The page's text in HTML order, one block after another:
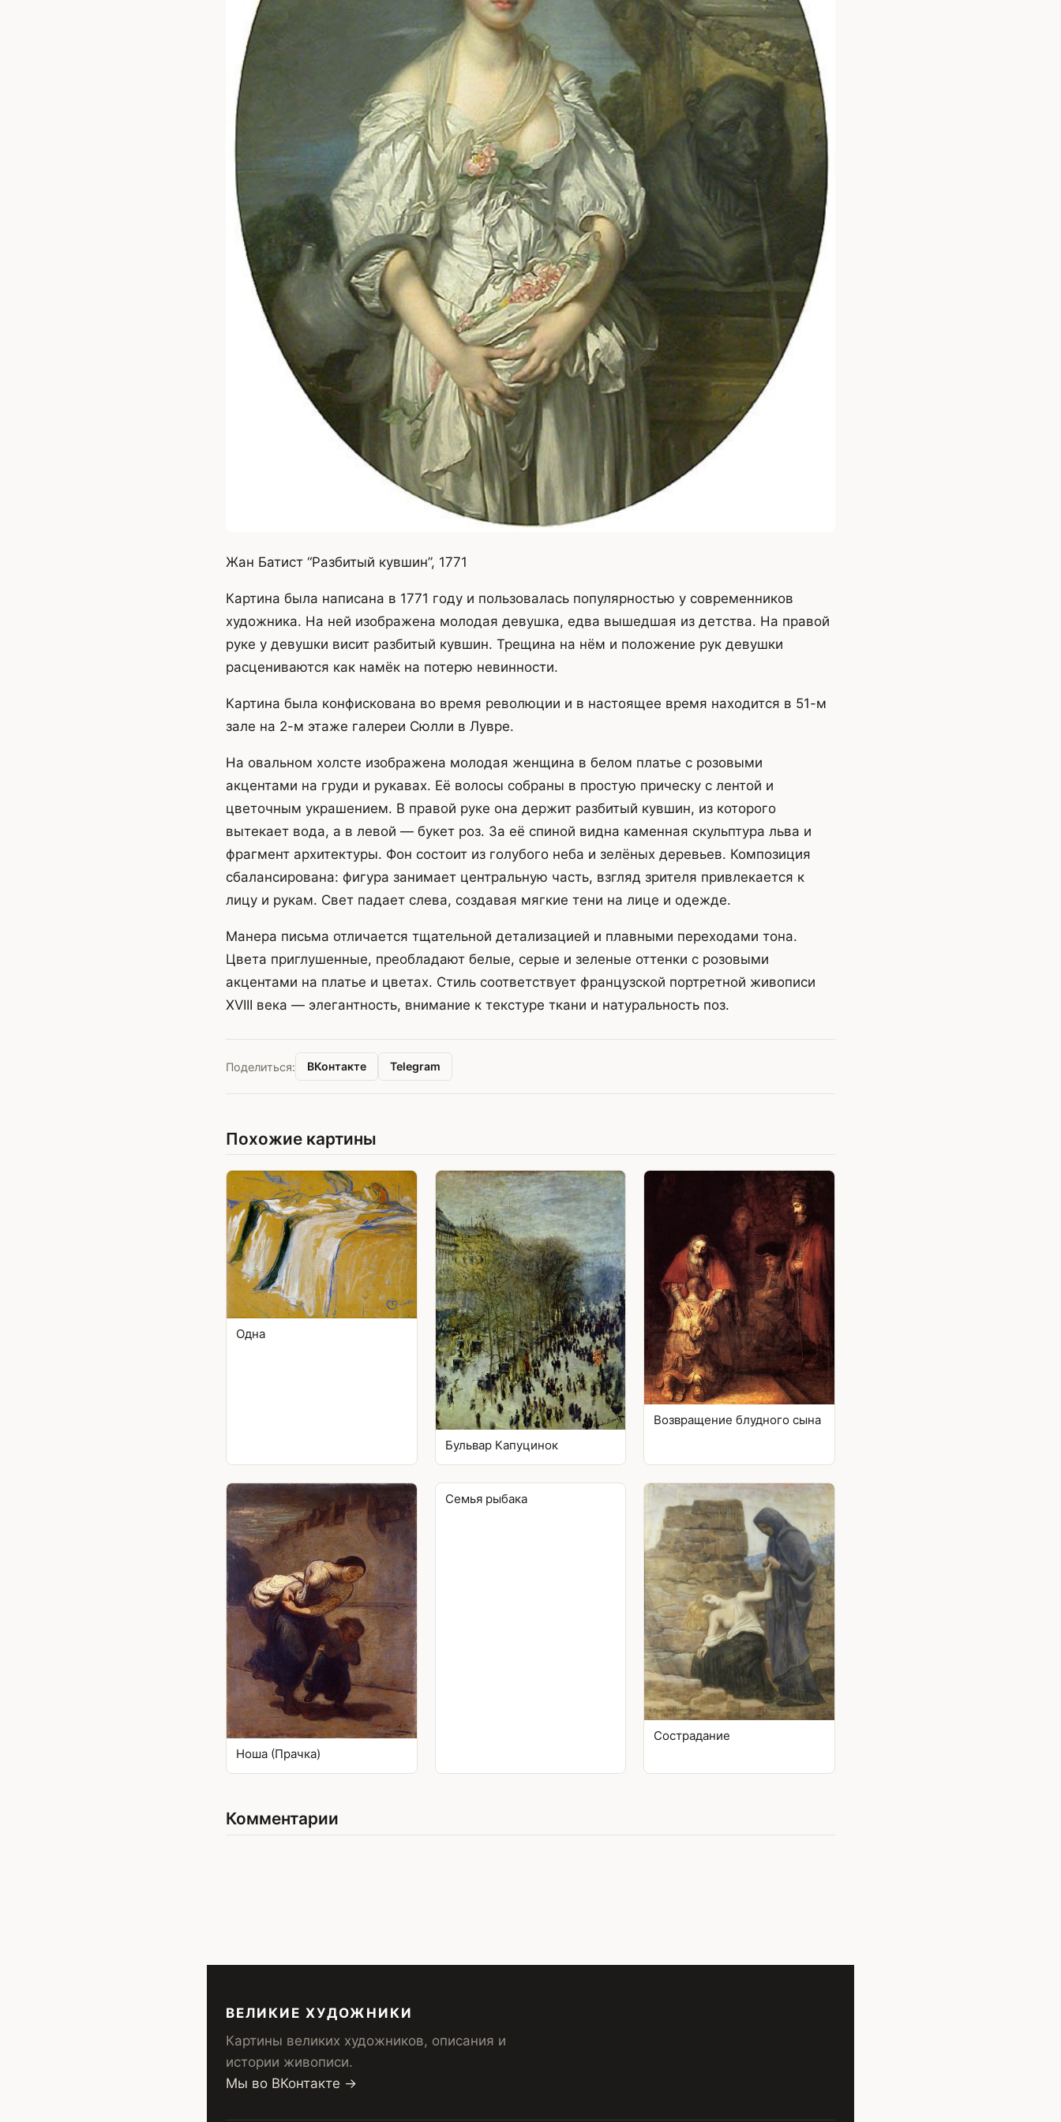
Жан Батист “Разбитый кувшин”, 1771
Картина была написана в 1771 году и пользовалась популярностью у современников
художника. На ней изображена молодая девушка, едва вышедшая из детства. На правой
руке у девушки висит разбитый кувшин. Трещина на нём и положение рук девушки
расцениваются как намёк на потерю невинности.
Картина была конфискована во время революции и в настоящее время находится в 51-м
зале на 2-м этаже галереи Сюлли в Лувре.
На овальном холсте изображена молодая женщина в белом платье с розовыми
акцентами на груди и рукавах. Её волосы собраны в простую прическу с лентой и
цветочным украшением. В правой руке она держит разбитый кувшин, из которого
вытекает вода, а в левой — букет роз. За её спиной видна каменная скульптура льва и
фрагмент архитектуры. Фон состоит из голубого неба и зелёных деревьев. Композиция
сбалансирована: фигура занимает центральную часть, взгляд зрителя привлекается к
лицу и рукам. Свет падает слева, создавая мягкие тени на лице и одежде.
Манера письма отличается тщательной детализацией и плавными переходами тона.
Цвета приглушенные, преобладают белые, серые и зеленые оттенки с розовыми
акцентами на платье и цветах. Стиль соответствует французской портретной живописи
XVIII века — элегантность, внимание к текстуре ткани и натуральность поз.
Поделиться: ВКонтакте Telegram
Похожие картины
Одна
Бульвар Капуцинок
Возвращение блудного сына
Ноша (Прачка)
Семья рыбака
Сострадание
Комментарии
ВЕЛИКИЕ ХУДОЖНИКИ
Картины великих художников, описания и
истории живописи.
Мы во ВКонтакте →